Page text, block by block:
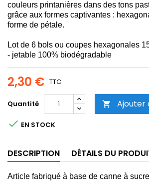
couleurs printanières dans des tons
grâce aux formes captivantes :
forme de pétale.
Lot de 6 bols ou coupes hexagonales
- jetable 100% biodégradable
2,30 € TTC
Quantité  Ajouter
 EN STOCK
DESCRIPTION DÉTAILS DU
Article fabriqué à base de canne à